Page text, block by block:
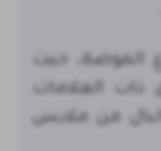
الموضة، حيث
العلامات
من ملابس